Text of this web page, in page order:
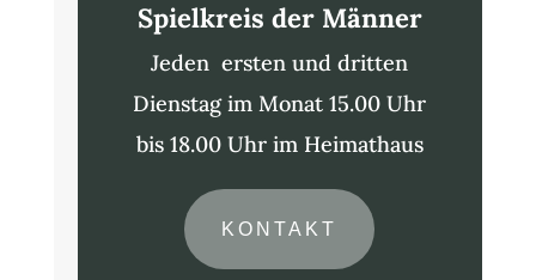
Spielkreis der Männer
Jeden ersten und dritten
Dienstag im Monat 15.00 Uhr
bis 18.00 Uhr im Heimathaus
KONTAKT